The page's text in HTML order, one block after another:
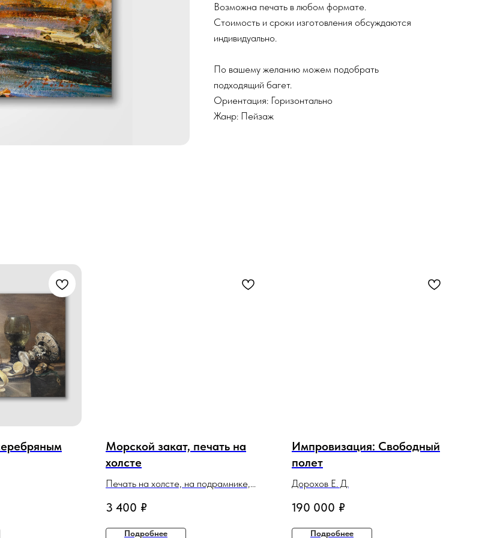
Возможна печать в любом формате.
Стоимость и сроки изготовления обсуждаются
индивидуально.
По вашему желанию можем подобрать
подходящий багет.
Ориентация: Горизонтально
Жанр: Пейзаж
Морской закат, печать на
холсте
Печать на холсте, на подрамнике,
3 400 ₽
Подробнее
Импровизация: Свободный
полет
Дорохов Е. Д.
190 000 ₽
Подробнее